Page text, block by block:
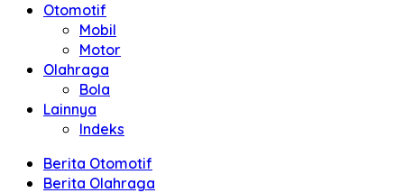
Otomotif
Mobil
Motor
Olahraga
Bola
Lainnya
Indeks
Berita Otomotif
Berita Olahraga